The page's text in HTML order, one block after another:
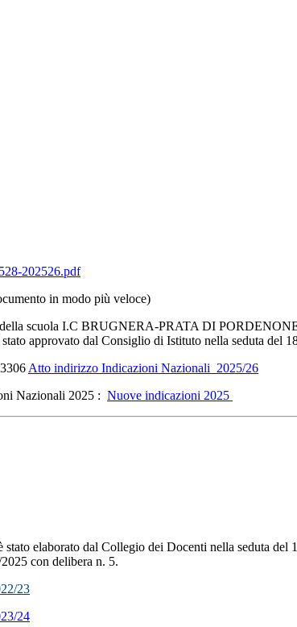
202526.pdf
in modo più veloce)
scuola I.C BRUGNERA-PRATA DI
approvato dal Consiglio di Istituto nella seduta del
Atto indirizzo Indicazioni Nazionali_2025/26
Nazionali 2025 : Nuove indicazioni 2025
elaborato dal Collegio dei Docenti nella seduta del
con delibera n. 5.
23
24